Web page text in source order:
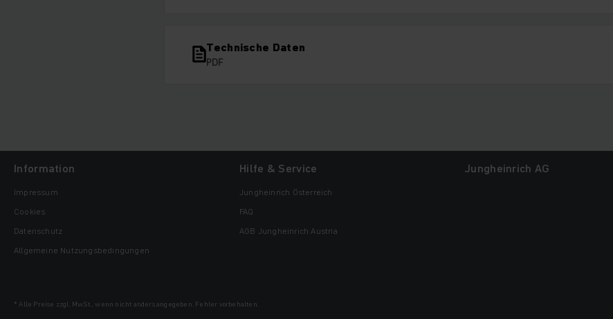
Technische Daten
PDF
Information
Impressum
Cookies
Datenschutz
Allgemeine Nutzungsbedingungen
Hilfe & Service
Jungheinrich Österreich
FAQ
AGB Jungheinrich Austria
Jungheinrich AG
* Alle Preise zzgl. MwSt., wenn nicht anders angegeben. Fehler vorbehalten.